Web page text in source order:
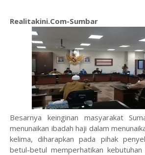
Realitakini.Com-Sumbar
Besarnya keinginan masyarakat
menunaikan ibadah haji dalam
kelima, diharapkan pada pihak
betul-betul memperhatikan